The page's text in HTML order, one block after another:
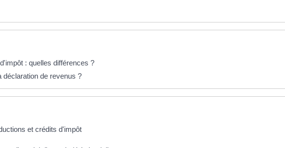
: quelles différences ?
déclaration de revenus ?
et crédits d'impôt